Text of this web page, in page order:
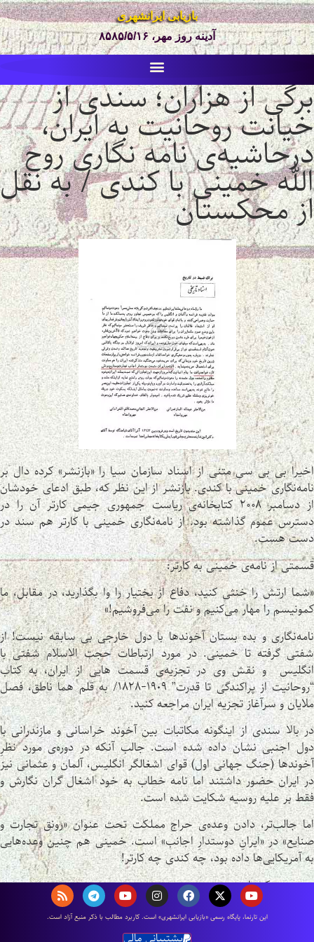
بازیابی ایرانشهری
آدینه روز مهر، ۸۵۸۵/۵/۱۶
برگی از هزاران؛ سندی از
خیانت روحانیت به ایران،
درحاشیه‌ی نامه نگاری روح
الله خمینی با کندی / به نقل
از محکستان
اخیرا بی بی سی متنی از اسناد سازمان سیا را «بازنشر» کرده دال بر
نامه‌نگاری خمینی با کندی. بازنشر از این نظر که، طبق ادعای خودشان
از دسامبر ۲۰۰۸ کتابخانه‌ی ریاست جمهوری جیمی کارتر آن را در
دسترس عموم گذاشته بود. از نامه‌نگاری خمینی با کارتر هم سند در
دست هست.
قسمتی از نامه‌ی خمینی به کارتر:
«شما ارتش را خنثی کنید، دفاع از بختیار را وا بگذارید، در مقابل، ما
کمونیسم را مهار می‌کنیم و نفت را می‌‌فروشیم!»
نامه‌نگاری و بده بستان آخوندها با دول خارجی بی سابقه نیست! از
شفتی گرفته تا خمینی. در مورد ارتباطات حجت الاسلام شفتی با
انگلیس و نقش وی در تجزیه‌ی قسمت هایی از ایران، به کتاب
“روحانیت از پراکندگی تا قدرت” ۱٩٠٩-۱٨۲٨/ به قلم هما ناطق، فصل
ملایان و سرآغاز تجزیه ایران مراجعه کنید.
در بالا سندی از اینگونه مکاتبات بین آخوند خراسانی و مازندرانی با
دول اجنبی نشان داده شده است. جالب آنکه در دوره‌ی مورد نظرِ
آخوندها (جنگ جهانی اول) قوای اشغالگر انگلیس، آلمان و عثمانی نیز
در ایران حضور داشتند اما نامه خطاب به خود اشغال گران نگارش و
فقط بر علیه روسیه شکایت شده است.
اما جالب‌تر، دادن وعده‌ی حراج مملکت تحت عنوان «رونق تجارت و
صنایع» در «ایرانِ دوستدارِ اجانب» است. خمینی هم چنین وعده‌هایی
به آمریکایی‌ها داده بود، چه کندی چه کارتر!
منبع: محکستان
پنج‌شنبه روز بهرام، ۲۰ خرداد ماه سال ۸۵۷۵ زرتشتی، نویسنده:
اين تارنما، پایگاه رسمی «بازیابی ایرانشهری» است. كاربرد مطالب با ذكر منبع آزاد است.